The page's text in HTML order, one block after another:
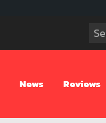
News Reviews